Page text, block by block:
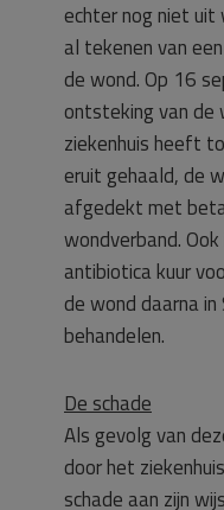
echter nog niet uit
al tekenen van
de wond. Op 16
ontsteking van de
ziekenhuis heeft
eruit gehaald, de
afgedekt met
wondverband.
antibiotica kuur
de wond daarna
behandelen.
De schade
Als gevolg van
door het
schade aan zijn